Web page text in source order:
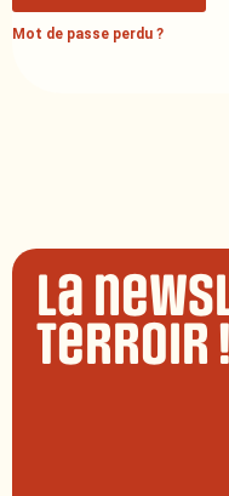
Mot de passe perdu ?
La
terroir !